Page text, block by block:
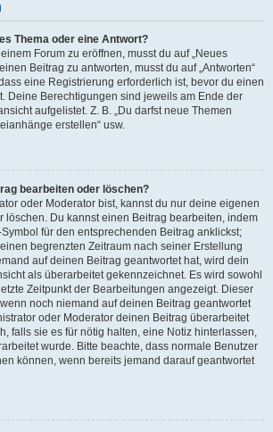
Thema oder eine Antwort?
Forum zu eröffnen, musst du auf „Neues
Beitrag zu antworten, musst du auf „Antworten“
eine Registrierung erforderlich ist, bevor du einen
Deine Berechtigungen sind jeweils am Ende der
aufgelistet. Z. B. „Du darfst neue Themen
erstellen“ usw.
bearbeiten oder löschen?
oder Moderator bist, kannst du nur deine eigenen
löschen. Du kannst einen Beitrag bearbeiten, indem
Symbol für den entsprechenden Beitrag anklickst;
begrenzten Zeitraum nach seiner Erstellung
auf deinen Beitrag geantwortet hat, wird dein
als überarbeitet gekennzeichnet. Es wird sowohl
Zeitpunkt der Bearbeitungen angezeigt. Dieser
noch niemand auf deinen Beitrag geantwortet
oder Moderator deinen Beitrag überarbeitet
falls sie es für nötig halten, eine Notiz hinterlassen,
wurde. Bitte beachte, dass normale Benutzer
können, wenn bereits jemand darauf geantwortet